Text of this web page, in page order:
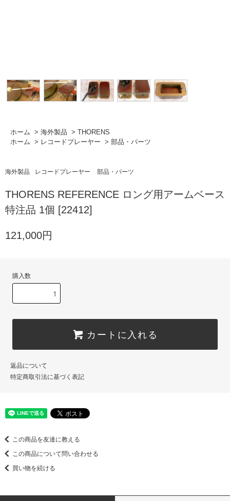
ホーム > 海外製品 > THORENS
ホーム > レコードプレーヤー > 部品・パーツ
海外製品 レコードプレーヤー 部品・パーツ
THORENS REFERENCE ロング用アームベース
特注品 1個 [22412]
121,000円
購入数
カートに入れる
返品について
特定商取引法に基づく表記
この商品を友達に教える
この商品について問い合わせる
買い物を続ける